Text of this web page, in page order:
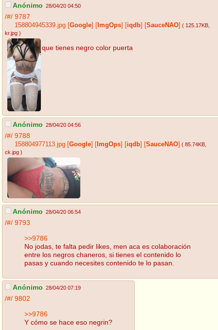
Anónimo 28/04/20 04:50
/#/ 9787
158804945339.jpg Google ImgOps iqdb SauceNAO ( 125.17KB
kr.jpg )
que tienes negro color puerta
Anónimo 28/04/20 04:56
/#/ 9788
158804977113.jpg Google ImgOps iqdb SauceNAO ( 85.74KB
ck.jpg )
Anónimo 28/04/20 06:54
/#/ 9793
>>9786
No jodas, te falta pedir likes, men aca es colaboración
entre los negros chaneros, si tienes el contenido lo
pasas y cuando necesites contenido te lo pasan.
Anónimo 28/04/20 07:19
/#/ 9802
>>9786
Y cómo se hace eso negrin?